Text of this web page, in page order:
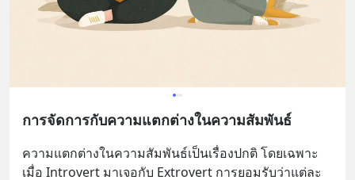
การจัดการกับความแตกต่างในความสัมพันธ์
ความแตกต่างในความสัมพันธ์เป็นเรื่องปกติ โดยเฉพาะ
เมื่อ Introvert มาเจอกับ Extrovert การยอมรับว่าแต่ละ